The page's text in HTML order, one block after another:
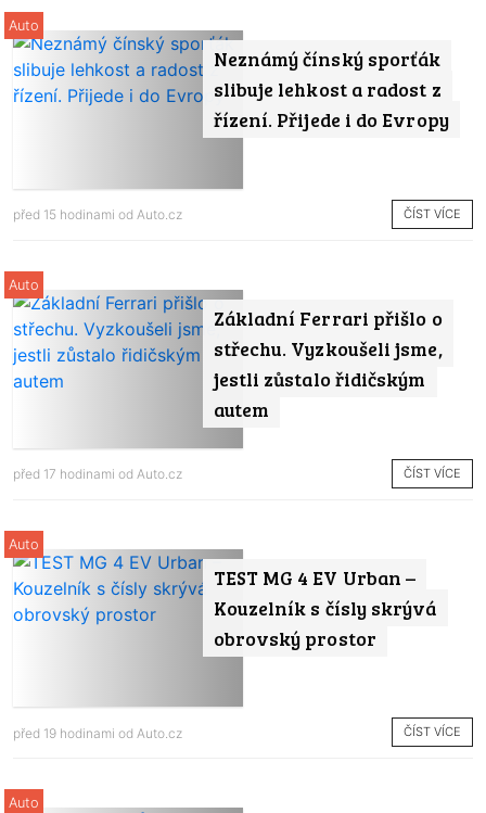
Neznámý čínský sporťák
slibuje lehkost a radost z
řízení. Přijede i do Evropy
Auto
před 15 hodinami od Auto.cz ČÍST VÍCE
Základní Ferrari přišlo o
střechu. Vyzkoušeli jsme,
jestli zůstalo řidičským
autem
Auto
před 17 hodinami od Auto.cz ČÍST VÍCE
TEST MG 4 EV Urban –
Kouzelník s čísly skrývá
obrovský prostor
Auto
před 19 hodinami od Auto.cz ČÍST VÍCE
Auto